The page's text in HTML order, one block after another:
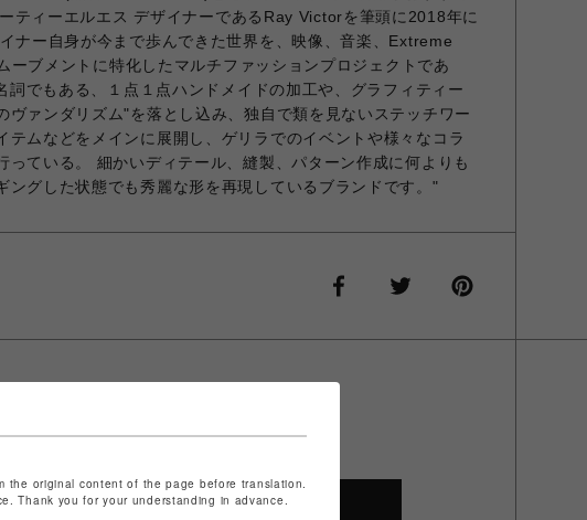
ティーエルエス デザイナーであるRay Victorを筆頭に2018年に
ナー自身が今まで歩んできた世界を、映像、音楽、Extreme
ーブメントに特化したマルチファッションプロジェクトであ
詞でもある、１点１点ハンドメイドの加工や、グラフィティー
ヴァンダリズム"を落とし込み、独自で類を見ないステッチワー
テムなどをメインに展開し、ゲリラでのイベントや様々なコラ
っている。 細かいディテール、縫製、パターン作成に何よりも
ングした状態でも秀麗な形を再現しているブランドです。"
SHOP TOP
the original content of the page before translation.
Thank you for your understanding in advance.